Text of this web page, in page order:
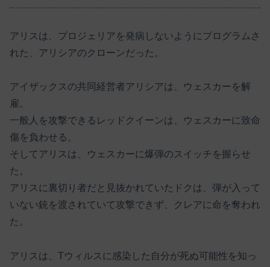
アリスは、プロジェリアを発病しないようにプログラムさ
れた、アリシアのクローンだった。
アイザックスの共同経営者アリシアは、ウェスカーを解
雇。
一般人を攻撃できるレッドクイーンは、ウェスカーに致命
傷を負わせる。
そしてアリスは、ウェスカーに爆弾のスイッチを握らせ
た。
アリスに裏切り者だと見抜かれていたドクは、弾が入って
いない銃を渡されていて攻撃できず、クレアに命を奪われ
た。
アリスは、Tウィルスに感染した自分が死ぬ可能性を知っ